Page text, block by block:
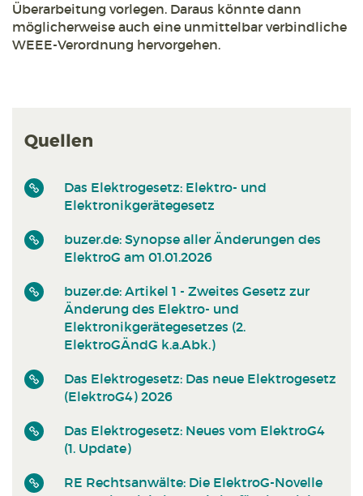
Überarbeitung vorlegen. Daraus könnte dann
möglicherweise auch eine unmittelbar verbindliche
WEEE-Verordnung hervorgehen.
Quellen
Das Elektrogesetz: Elektro- und
Elektronikgerätegesetz
buzer.de: Synopse aller Änderungen des
ElektroG am 01.01.2026
buzer.de: Artikel 1 - Zweites Gesetz zur
Änderung des Elektro- und
Elektronikgerätegesetzes (2.
ElektroGÄndG k.a.Abk.)
Das Elektrogesetz: Das neue Elektrogesetz
(ElektroG4) 2026
Das Elektrogesetz: Neues vom ElektroG4
(1. Update)
RE Rechtsanwälte: Die ElektroG-Novelle